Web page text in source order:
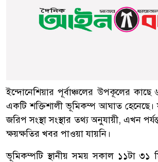
ইন্দোনেশিয়ার পূর্বাঞ্চলের উপকূলের কাছে
একটি শক্তিশালী ভূমিকম্প আঘাত হেনেছে।
জরিপ সংস্থা সংস্থার তথ্য অনুযায়ী, এখন
ক্ষয়ক্ষতির খবর পাওয়া যায়নি।
ভূমিকম্পটি স্থানীয় সময় সকাল ১১টা ৩১